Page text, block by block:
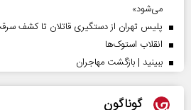
می‌شود»
پلیس تهران از دستگیری قاتلان تا کشف سرقت ۱۰ میلیاردی خبر
انقلاب استوک‌ها
ببینید | بازگشت مهاجران
گوناگون